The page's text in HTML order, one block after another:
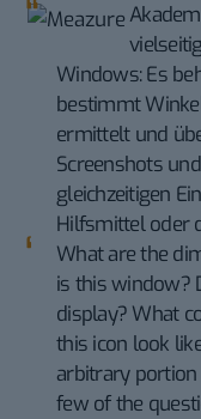
Windows: Es
bestimmt
ermittelt und
Screenshots
gleichzeitigen
Hilfsmittel oder
What are the
is this window?
display? What
this icon look
arbitrary portion
few of the